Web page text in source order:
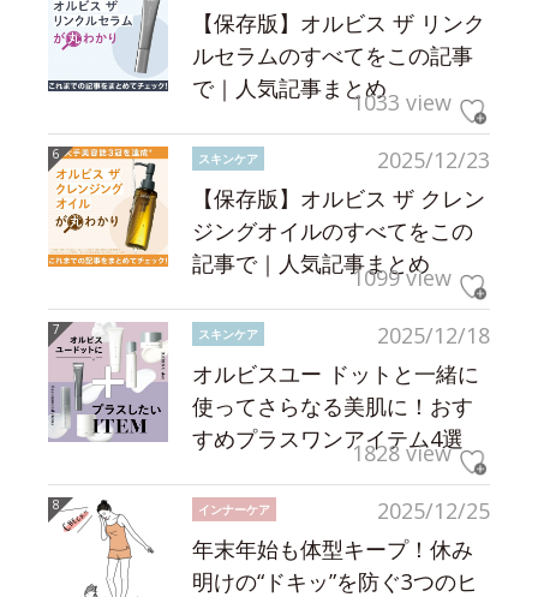
【保存版】オルビス ザ リンク
ルセラムのすべてをこの記事
で｜人気記事まとめ1033 view
2025/12/23
スキンケア
【保存版】オルビス ザ クレン
ジングオイルのすべてをこの
記事で｜人気記事まとめ
1099 view
2025/12/18
スキンケア
オルビスユー ドットと一緒に
使ってさらなる美肌に！おす
すめプラスワンアイテム4選
1828 view
2025/12/25
インナーケア
年末年始も体型キープ！休み
明けの“ドキッ”を防ぐ3つのヒ